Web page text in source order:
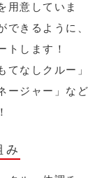
用意していま
できるように、
トします！
てなしクルー」
ージャー」など
み